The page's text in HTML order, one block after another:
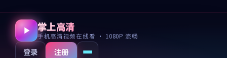
掌上高清
手机高清视频在线看 · 1080P 流畅
登录 注册